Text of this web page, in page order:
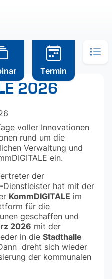
Termin
2026
voller Innovationen
rund um die
Verwaltung und
ein.
der
hat mit der
KommDIGITALE im
für die
geschaffen und
2026 mit der
in die Stadthalle
dreht sich wieder
der kommunalen